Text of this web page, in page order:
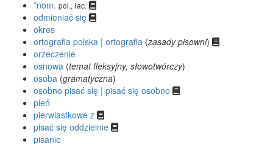
*nom. pol., łac.
odmieniać się
okres
ortografia polska | ortografia (zasady pisowni)
orzeczenie
osnowa (temat fleksyjny, słowotwórczy)
osoba (gramatyczna)
osobno pisać się | pisać się osobno
pień
pierwiastkowe z
pisać się oddzielnie
pisanie